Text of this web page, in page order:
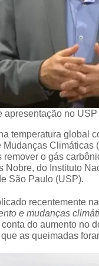
apresentação no
temperatura global
o gás
do Instituto
São Paulo (USP).
recentemente
e mudanças
do aumento no
as queimadas